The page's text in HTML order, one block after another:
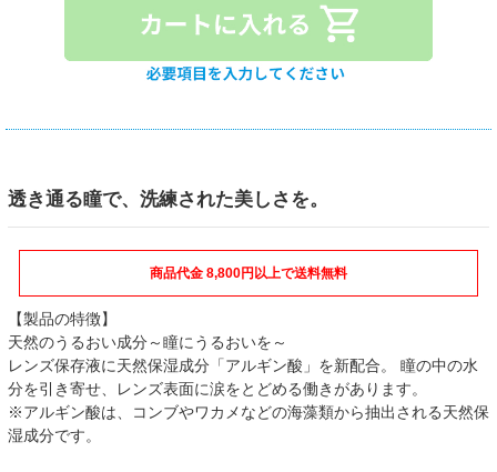
透き通る瞳で、洗練された美しさを。
商品代金 8,800円以上で送料無料
【製品の特徴】
天然のうるおい成分～瞳にうるおいを～
レンズ保存液に天然保湿成分「アルギン酸」を新配合。 瞳の中の水
分を引き寄せ、レンズ表面に涙をとどめる働きがあります。
※アルギン酸は、コンブやワカメなどの海藻類から抽出される天然保
湿成分です。